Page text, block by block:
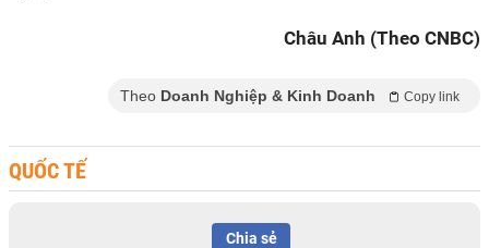
Châu Anh (Theo CNBC)
Theo Doanh Nghiệp & Kinh Doanh Copy link
QUỐC TẾ
Chia sẻ